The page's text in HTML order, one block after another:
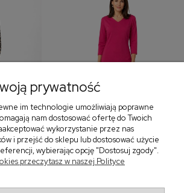
i
w
Sukienka z dekoltem w
299,00 zł
prywatność
im technologie umożliwiają poprawne
nam dostosować ofertę do Twoich
wykorzystanie przez nas
i przejść do sklepu lub dostosować użycie
wybierając opcję "Dostosuj zgody".
przeczytasz w naszej Polityce